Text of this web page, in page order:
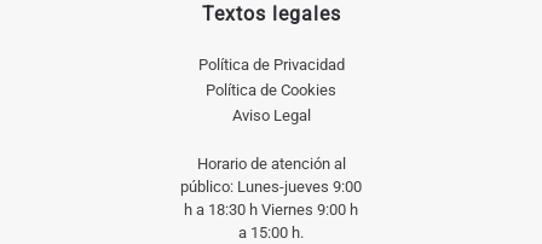
Textos legales
Política de Privacidad
Política de Cookies
Aviso Legal
Horario de atención al
público: Lunes-jueves 9:00
h a 18:30 h Viernes 9:00 h
a 15:00 h.